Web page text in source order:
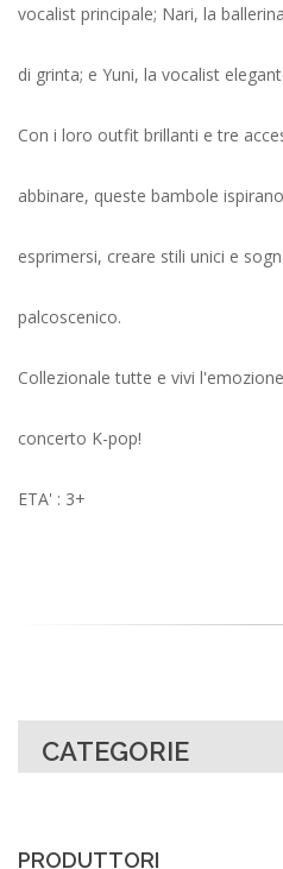
vocalist principale; Nari, la
di grinta; e Yuni, la vocalist
Con i loro outfit brillanti e tre
abbinare, queste bambole
esprimersi, creare stili unici e
palcoscenico.
Collezionale tutte e vivi
concerto K-pop!
ETA' : 3+
CATEGORIE
PRODUTTORI